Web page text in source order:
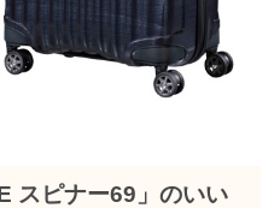
スピナー69」のいい